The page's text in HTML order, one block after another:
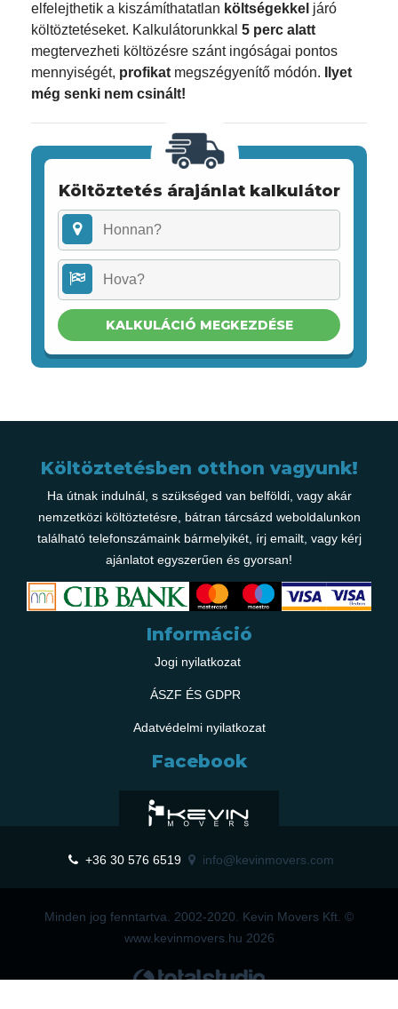
elfelejthetik a kiszámíthatatlan költségekkel járó
költöztetéseket. Kalkulátorunkkal 5 perc alatt
megtervezheti költözésre szánt ingóságai pontos
mennyiségét, profikat megszégyenítő módón.
Ilyet
még senki nem csinált!
Költöztetés árajánlat kalkulátor
KALKULÁCIÓ MEGKEZDÉSE
Költöztetésben otthon vagyunk!
Ha útnak indulnál, s szükséged van belföldi, vagy akár
nemzetközi költöztetésre, bátran tárcsázd weboldalunkon
található telefonszámaink bármelyikét, írj emailt, vagy kérj
ajánlatot egyszerűen és gyorsan!
Információ
Jogi nyilatkozat
ÁSZF ÉS GDPR
Adatvédelmi nyilatkozat
Facebook
+36 30 576 6519 info@kevinmovers.com
Minden jog fenntartva. 2002-2020. Kevin Movers Kft. ©
www.kevinmovers.hu 2026